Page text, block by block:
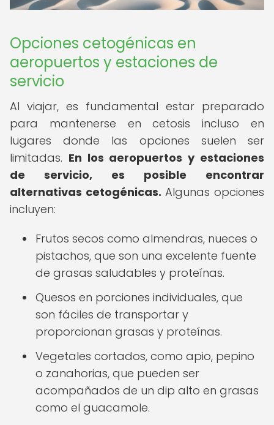
Opciones cetogénicas en
aeropuertos y estaciones de
servicio
Al viajar, es fundamental estar preparado
para mantenerse en cetosis incluso en
lugares donde las opciones suelen ser
limitadas. En los aeropuertos y estaciones
de servicio, es posible encontrar
alternativas cetogénicas. Algunas opciones
incluyen:
Frutos secos como almendras, nueces o
pistachos, que son una excelente fuente
de grasas saludables y proteínas.
Quesos en porciones individuales, que
son fáciles de transportar y
proporcionan grasas y proteínas.
Vegetales cortados, como apio, pepino
o zanahorias, que pueden ser
acompañados de un dip alto en grasas
como el guacamole.